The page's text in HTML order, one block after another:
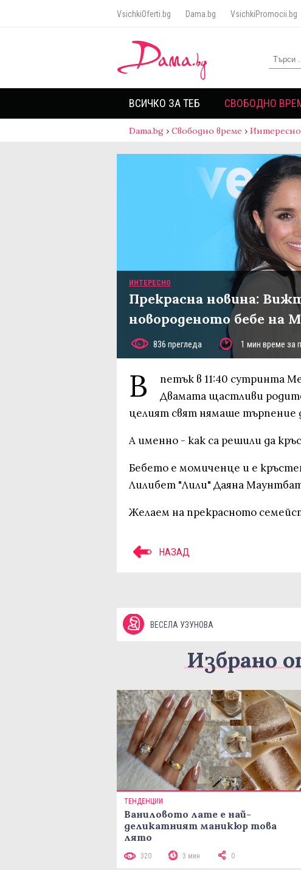
VsichkiOferti.bg Dama.bg VsichkiPromocii.bg
ВСИЧКО ЗА ТЕБ СВОБОДНО
Dama.bg › Свободно време › Интересно
ИНТЕРЕСНО
Прекрасна новина:
новороденото бебе на
836 прегледа 1 мин време за
В
петък в 11:40 сутринта
Двамата щастливи
целият свят нямаше търпение
А именно - как са решили да
Бебето е момиченце и е
Лилибет "Лили" Даяна
Желаем на прекрасното
НАЗАД
ВЕСЕЛА УЗУНОВА
Избрано
ТЕНДЕНЦИИ
Ваниловото лате е най-
деликатният маникюр това
лято
320 3 мин 0